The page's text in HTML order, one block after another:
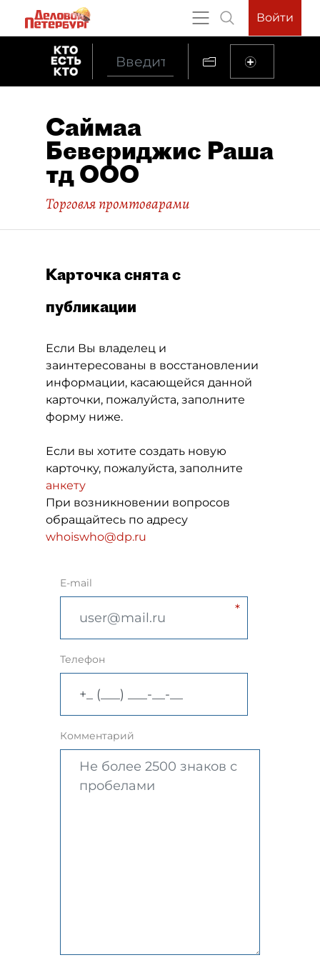
Войти
Саймаа
Бевериджис Раша
тд ООО
Торговля промтоварами
Карточка снята с
публикации
Если Вы владелец и
заинтересованы в восстановлении
информации, касающейся данной
карточки, пожалуйста, заполните
форму ниже.
Если вы хотите создать новую
карточку, пожалуйста, заполните
анкету
При возникновении вопросов
обращайтесь по адресу
whoiswho@dp.ru
E-mail
Телефон
Комментарий